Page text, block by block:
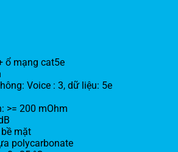
ổ mạng cat5e
Voice : 3, dữ liệu: 5e
>= 200 mOhm
mặt
polycarbonate